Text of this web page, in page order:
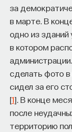
за
в марте. В
одно из зданий
в котором
сделать фото в
сидел за его
[1]. В конце
после
территорию